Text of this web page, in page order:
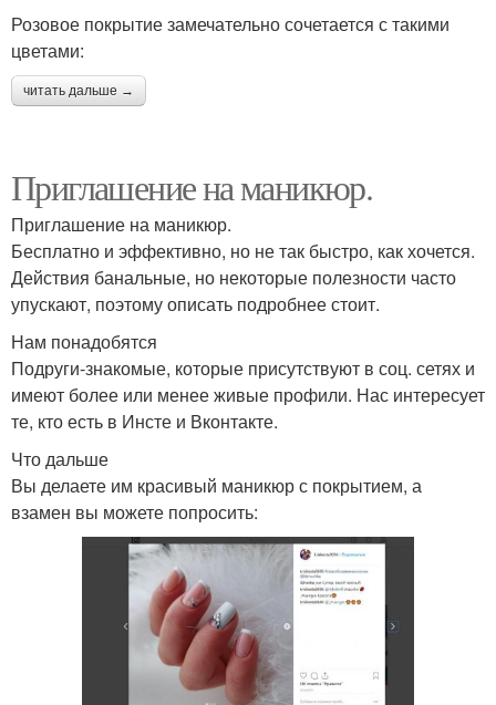
Розовое покрытие замечательно сочетается с такими
цветами:
читать дальше →
Приглашение на маникюр.
Приглашение на маникюр.
Бесплатно и эффективно, но не так быстро, как хочется.
Действия банальные, но некоторые полезности часто
упускают, поэтому описать подробнее стоит.
Нам понадобятся
Подруги-знакомые, которые присутствуют в соц. сетях и
имеют более или менее живые профили. Нас интересует
те, кто есть в Инсте и Вконтакте.
Что дальше
Вы делаете им красивый маникюр с покрытием, а
взамен вы можете попросить: